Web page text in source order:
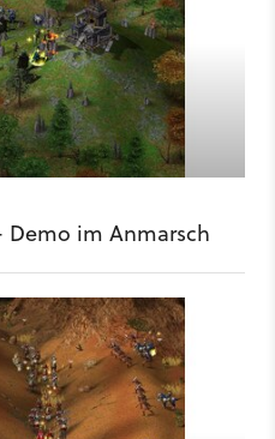
Demo im Anmarsch